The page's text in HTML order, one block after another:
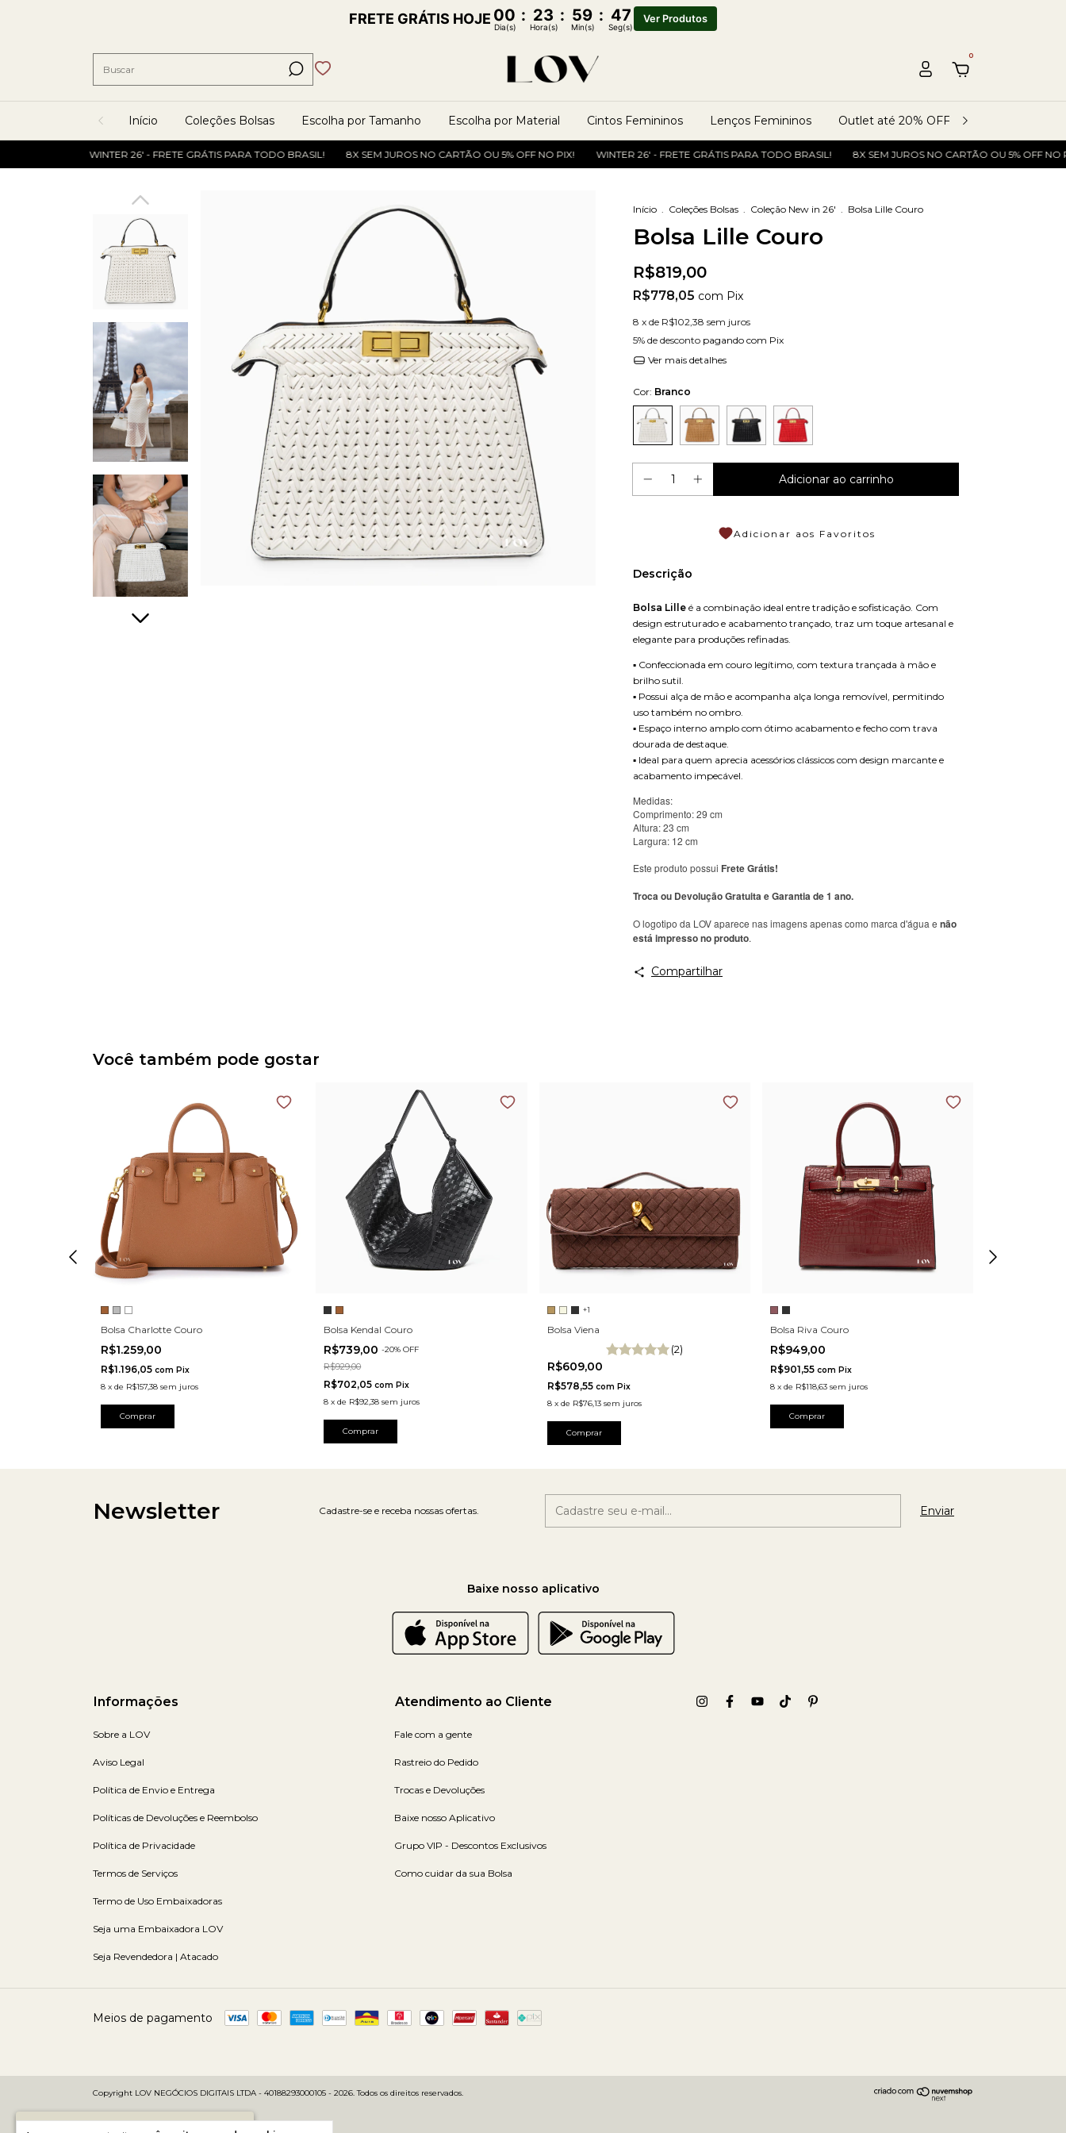
FRETE GRÁTIS HOJE 00 : 23 : 59 : 46
Dia(s) Hora(s) Min(s) Seg(s)
Ver Produtos
0
Início Coleções Bolsas Escolha por Tamanho Escolha por Material Cintos Femininos Lenços Femininos Outlet até 20% OFF
WINTER 26' - FRETE GRÁTIS PARA TODO BRASIL! 8X SEM JUROS NO CARTÃO OU 5% OFF NO PIX! WINTER 26' - FRETE GRÁTIS PARA TODO BRASIL! 8X SEM JUROS NO CARTÃO OU 5% OFF NO PIX!
Início . Coleções Bolsas . Coleção New in 26' . Bolsa Lille Couro
Bolsa Lille Couro
R$819,00
R$778,05 com Pix
8 x de R$102,38 sem juros
5% de desconto pagando com Pix
Ver mais detalhes
Cor: Branco
Adicionar aos Favoritos
Descrição
Bolsa Lille é a combinação ideal entre tradição e sofisticação. Com
design estruturado e acabamento trançado, traz um toque artesanal e
elegante para produções refinadas.
▪️ Confeccionada em couro legítimo, com textura trançada à mão e
brilho sutil.
▪️ Possui alça de mão e acompanha alça longa removível, permitindo
uso também no ombro.
▪️ Espaço interno amplo com ótimo acabamento e fecho com trava
dourada de destaque.
▪️ Ideal para quem aprecia acessórios clássicos com design marcante e
acabamento impecável.
Medidas:
Comprimento: 29 cm
Altura: 23 cm
Largura: 12 cm
Este produto possui Frete Grátis!
Troca ou Devolução Gratuita e Garantia de 1 ano.
O logotipo da LOV aparece nas imagens apenas como marca d'água e não
está impresso no produto.
Compartilhar
Você também pode gostar
Bolsa Charlotte Couro
R$1.259,00
R$1.196,05 com Pix
8 x de R$157,38 sem juros
Comprar
Bolsa Kendal Couro
R$739,00-20% OFF
R$929,00
R$702,05com Pix
8 xde R$92,38 sem juros
Comprar
+1
Bolsa Viena
(2)
R$609,00
R$578,55 com Pix
8 x de R$76,13 sem juros
Comprar
Bolsa Riva Couro
R$949,00
R$901,55 com Pix
8 x de R$118,63 sem juros
Comprar
Newsletter Cadastre-se e receba nossas ofertas.
Baixe nosso aplicativo
Informações
Sobre a LOV
Aviso Legal
Política de Envio e Entrega
Políticas de Devoluções e Reembolso
Política de Privacidade
Termos de Serviços
Termo de Uso Embaixadoras
Seja uma Embaixadora LOV
Seja Revendedora | Atacado
Atendimento ao Cliente
Fale com a gente
Rastreio do Pedido
Trocas e Devoluções
Baixe nosso Aplicativo
Grupo VIP - Descontos Exclusivos
Como cuidar da sua Bolsa
Meios de pagamento
Copyright LOV NEGÓCIOS DIGITAIS LTDA - 40188293000105 - 2026. Todos os direitos reservados.